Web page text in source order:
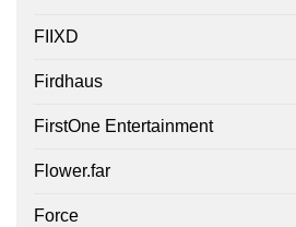
FIIXD
Firdhaus
FirstOne Entertainment
Flower.far
Force